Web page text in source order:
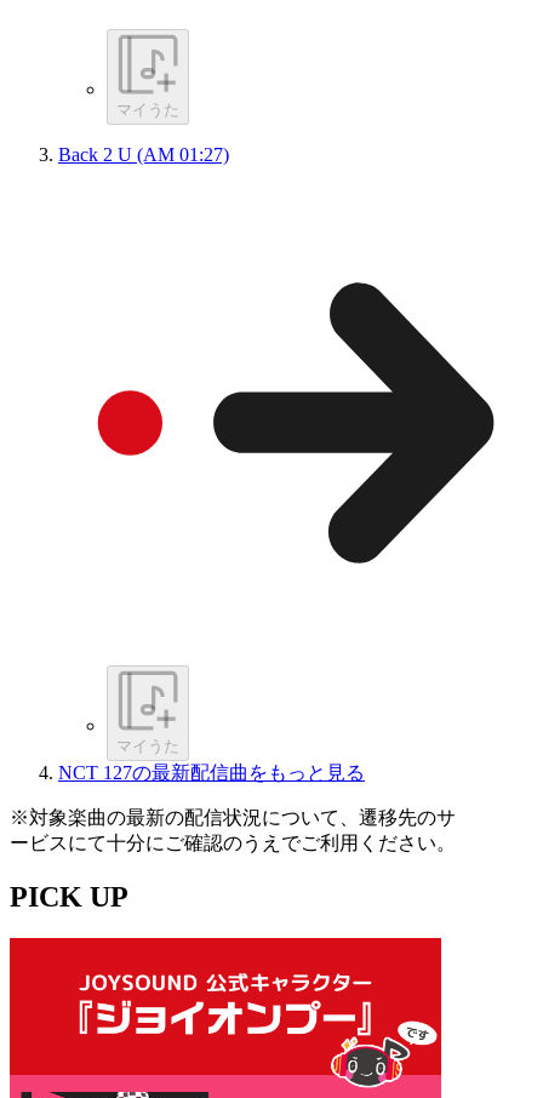
マイうた
Back 2 U (AM 01:27)
マイうた
NCT 127の最新配信曲をもっと見る
※対象楽曲の最新の配信状況について、遷移先のサ
ービスにて十分にご確認のうえでご利用ください。
PICK UP